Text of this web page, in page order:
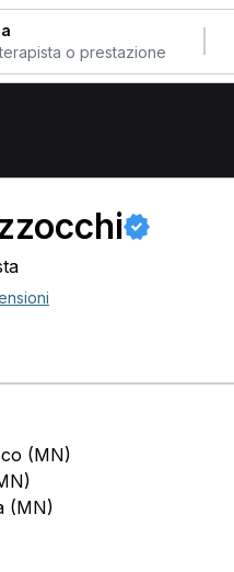
(MN)
(MN)